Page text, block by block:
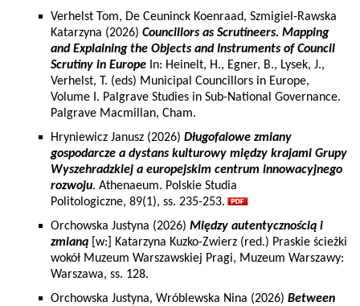
Verhelst Tom, De Ceuninck Koenraad, Szmigiel-Rawska
Katarzyna (2026) Councillors as Scrutineers. Mapping
and Explaining the Objects and Instruments of Council
Scrutiny in Europe In: Heinelt, H., Egner, B., Lysek, J.,
Verhelst, T. (eds) Municipal Councillors in Europe,
Volume I. Palgrave Studies in Sub-National Governance.
Palgrave Macmillan, Cham.
Hryniewicz Janusz (2026) Długofalowe zmiany
gospodarcze a dystans kulturowy między krajami Grupy
Wyszehradzkiej a europejskim centrum innowacyjnego
rozwoju. Athenaeum. Polskie Studia
Politologiczne, 89(1), ss. 235-253.
Orchowska Justyna (2026) Między autentycznością i
zmianą [w:] Katarzyna Kuzko-Zwierz (red.) Praskie ścieżki
wokół Muzeum Warszawskiej Pragi, Muzeum Warszawy:
Warszawa, ss. 128.
Orchowska Justyna, Wróblewska Nina (2026) Between